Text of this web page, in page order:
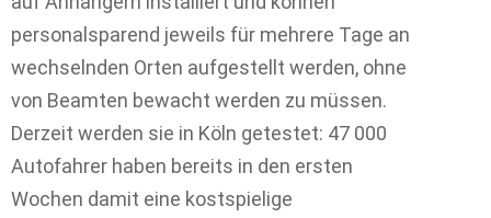
personalsparend jeweils für mehrere Tage an
wechselnden Orten aufgestellt werden, ohne
von Beamten bewacht werden zu müssen.
Derzeit werden sie in Köln getestet: 47 000
Autofahrer haben bereits in den ersten
Wochen damit eine kostspielige